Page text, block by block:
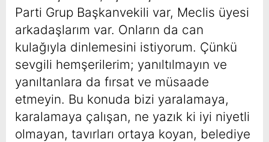
Parti Grup Başkanvekili var, Meclis üyesi
arkadaşlarım var. Onların da can
kulağıyla dinlemesini istiyorum. Çünkü
sevgili hemşerilerim; yanıltılmayın ve
yanıltanlara da fırsat ve müsaade
etmeyin. Bu konuda bizi yaralamaya,
karalamaya çalışan, ne yazık ki iyi niyetli
olmayan, tavırları ortaya koyan, belediye